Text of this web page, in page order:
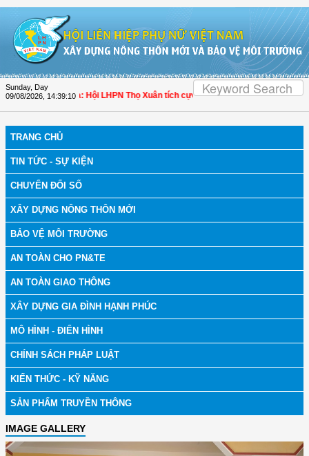
Sunday, Day
09/08/2026 14:39:11
| Thanh Hóa: Hội LHPN Thọ Xuân tích cực góp phần nâng cao tỷ lệ người
TRANG CHỦ
TIN TỨC - SỰ KIỆN
CHUYỂN ĐỔI SỐ
XÂY DỰNG NÔNG THÔN MỚI
BẢO VỆ MÔI TRƯỜNG
AN TOÀN CHO PN&TE
AN TOÀN GIAO THÔNG
XÂY DỰNG GIA ĐÌNH HẠNH PHÚC
MÔ HÌNH - ĐIỂN HÌNH
CHÍNH SÁCH PHÁP LUẬT
KIẾN THỨC - KỸ NĂNG
SẢN PHẨM TRUYỀN THÔNG
IMAGE GALLERY